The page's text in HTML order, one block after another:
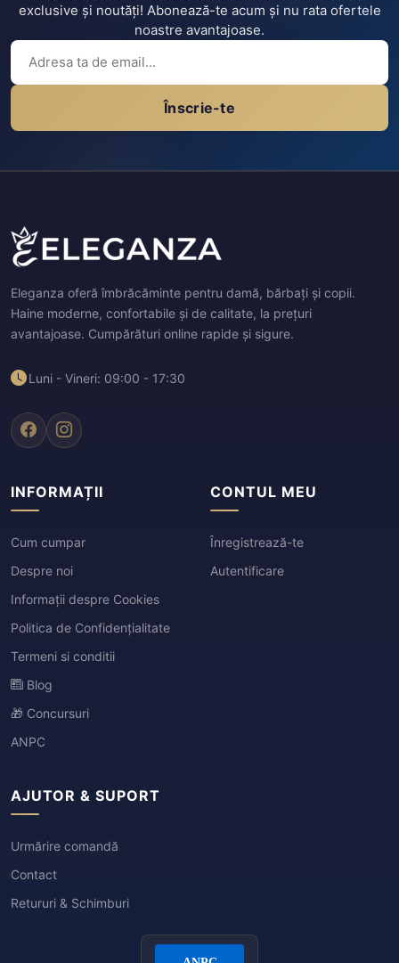
exclusive și noutăți! Abonează-te acum și nu rata ofertele
noastre avantajoase.
Înscrie-te
Eleganza oferă îmbrăcăminte pentru damă, bărbați și copii.
Haine moderne, confortabile și de calitate, la prețuri
avantajoase. Cumpărături online rapide și sigure.
Luni - Vineri: 09:00 - 17:30
INFORMAȚII
Cum cumpar
Despre noi
Informații despre Cookies
Politica de Confidențialitate
Termeni si conditii
Blog
🎁 Concursuri
ANPC
CONTUL MEU
Înregistrează-te
Autentificare
AJUTOR & SUPORT
Urmărire comandă
Contact
Retururi & Schimburi